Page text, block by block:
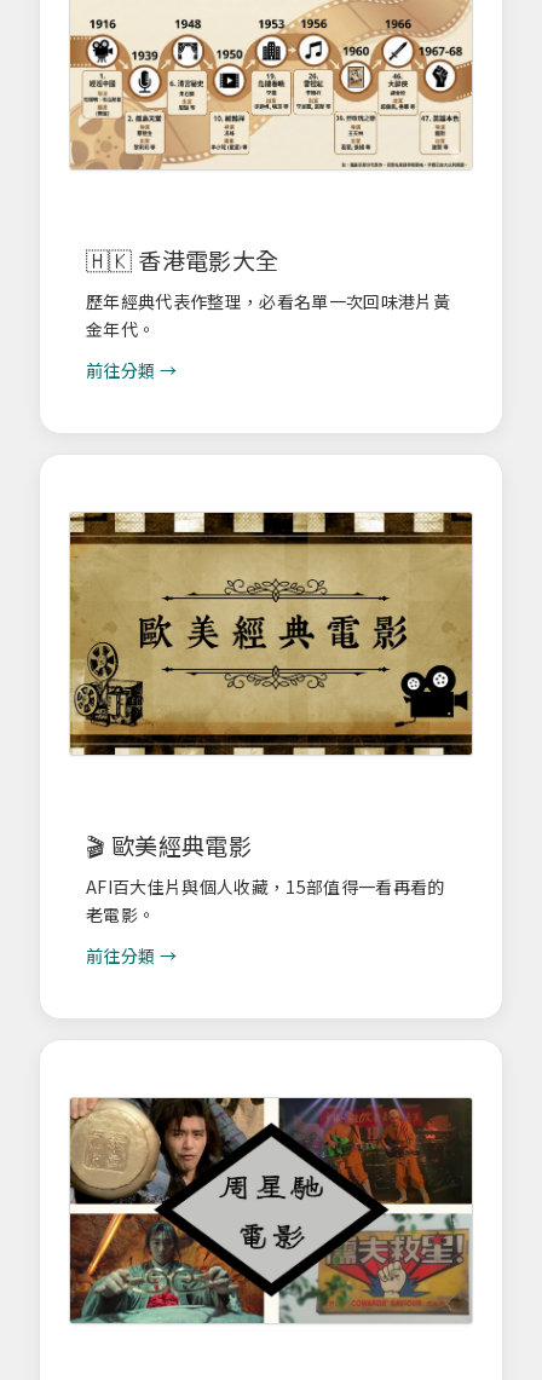
🇭🇰 香港電影大全
歷年經典代表作整理，必看名單一次回味港片黃
金年代。
前往分類 →
🎬 歐美經典電影
AFI百大佳片與個人收藏，15部值得一看再看的
老電影。
前往分類 →